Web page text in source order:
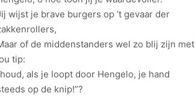
wijst je brave burgers op ’t gevaar der
of de middenstanders wel zo blij zijn met
tip:
als je loopt door Hengelo, je hand
op de knip!”?